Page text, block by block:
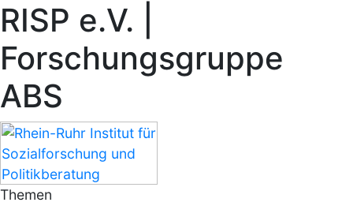
RISP e.V. |
Forschungsgruppe
ABS
Themen